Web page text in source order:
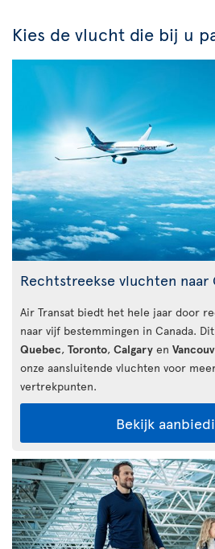
Kies de vlucht die bij u
Rechtstreekse vluchten naar
Air Transat biedt het hele jaar door
naar vijf bestemmingen in Canada.
Quebec, Toronto, Calgary en
onze aansluitende vluchten voor
vertrekpunten.
Bekijk